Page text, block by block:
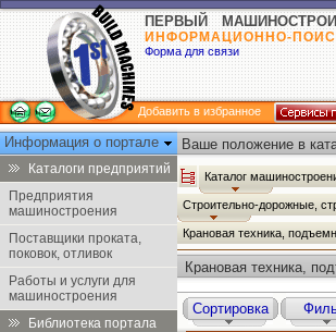
ПЕРВЫЙ
ИНФОРМАЦИОННО-
Форма для связи
Добавить в избранное
Информация о портале
Каталоги предприятий
Предприятия
машиностроения
Поставщики проката,
поковок, отливок
Работы и услуги для
машиностроения
Библиотека портала
Ваше положение в
Каталог
Строительно-дорожные,
Крановая техника,
Крановая техника,
Сортировка